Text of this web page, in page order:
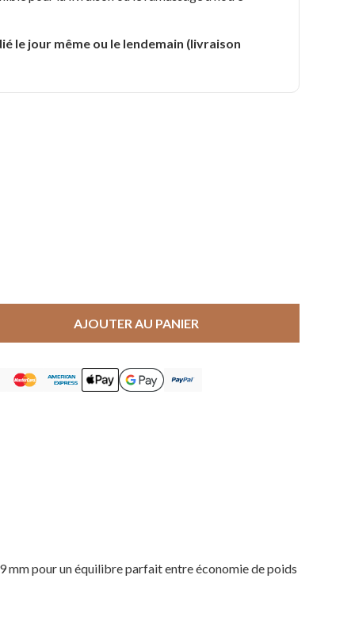
le jour même ou le lendemain (livraison
AJOUTER AU PANIER
mm pour un équilibre parfait entre économie de poids